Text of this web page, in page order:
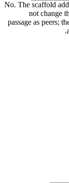
No. The scaffold
not change
passage as peers;